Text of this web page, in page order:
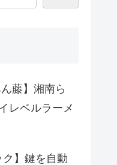
藤】湘南ら
レベルラーメ
ク】鍵を自動